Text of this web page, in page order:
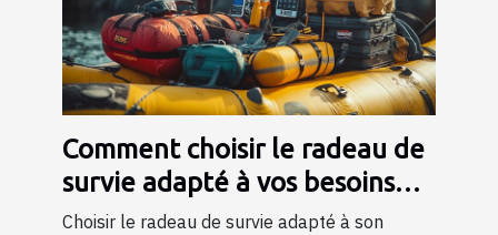
Comment choisir le radeau de
survie adapté à vos besoins
professionnels ?
Choisir le radeau de survie adapté à son